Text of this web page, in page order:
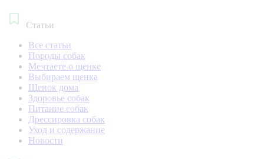
Статьи
Все статьи
Породы собак
Мечтаете о щенке
Выбираем щенка
Щенок дома
Здоровье собак
Питание собак
Дрессировка собак
Уход и содержание
Новости